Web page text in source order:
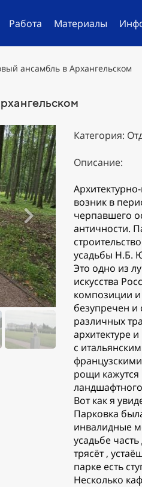
Работа Материалы
ансамбль в Архангельском
Категория:
Описание:
возник в
черпавшего
античности.
усадьбы Н.Б.
Это одно из
искусства
композиции
безупречен и
различных
архитектуре
с
рощи
Вот как я
Парковка
инвалидные
усадьбе
трясёт ,
парке есть
Несколько